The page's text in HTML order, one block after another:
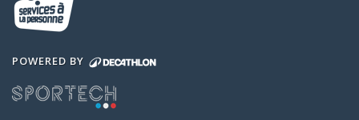
POWERED BY